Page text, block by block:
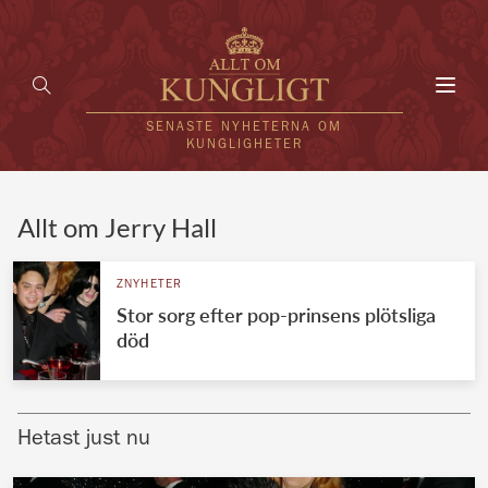
SENASTE NYHETERNA OM
KUNGLIGHETER
UTLÄNDSKT
VÄRLDENS KUNGAHUS
Brittiska kungahuset
Allt om Jerry Hall
ZNYHETER
Stor sorg efter pop-prinsens plötsliga
död
Hetast just nu